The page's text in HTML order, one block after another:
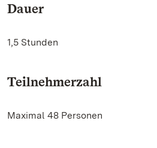
Dauer
1,5 Stunden
Teilnehmerzahl
Maximal 48 Personen